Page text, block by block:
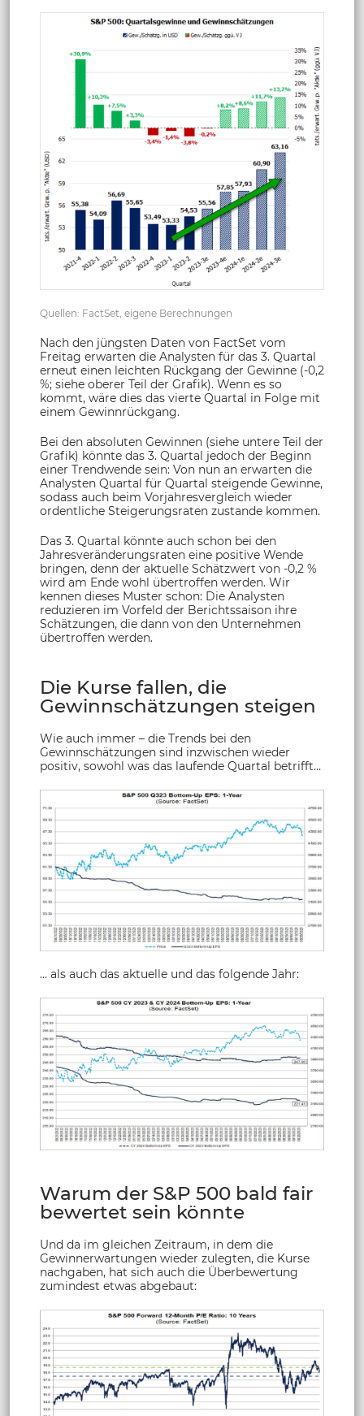
Quellen: FactSet, eigene Berechnungen
Nach den jüngsten Daten von FactSet vom
Freitag erwarten die Analysten für das 3. Quartal
erneut einen leichten Rückgang der Gewinne (-0,2
%; siehe oberer Teil der Grafik). Wenn es so
kommt, wäre dies das vierte Quartal in Folge mit
einem Gewinnrückgang.
Bei den absoluten Gewinnen (siehe untere Teil der
Grafik) könnte das 3. Quartal jedoch der Beginn
einer Trendwende sein: Von nun an erwarten die
Analysten Quartal für Quartal steigende Gewinne,
sodass auch beim Vorjahresvergleich wieder
ordentliche Steigerungsraten zustande kommen.
Das 3. Quartal könnte auch schon bei den
Jahresveränderungsraten eine positive Wende
bringen, denn der aktuelle Schätzwert von -0,2 %
wird am Ende wohl übertroffen werden. Wir
kennen dieses Muster schon: Die Analysten
reduzieren im Vorfeld der Berichtssaison ihre
Schätzungen, die dann von den Unternehmen
übertroffen werden.
Die Kurse fallen, die
Gewinnschätzungen steigen
Wie auch immer – die Trends bei den
Gewinnschätzungen sind inzwischen wieder
positiv, sowohl was das laufende Quartal betrifft…
… als auch das aktuelle und das folgende Jahr:
Warum der S&P 500 bald fair
bewertet sein könnte
Und da im gleichen Zeitraum, in dem die
Gewinnerwartungen wieder zulegten, die Kurse
nachgaben, hat sich auch die Überbewertung
zumindest etwas abgebaut: